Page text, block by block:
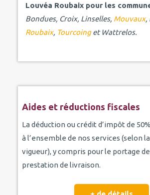
Louvéa Roubaix pour les
Bondues, Croix, Linselles, Mouvaux,
Roubaix, Tourcoinget Wattrelos.
Aides et réductions fiscales
La déduction ou crédit d’impôt de
à l’ensemble de nos services (selon
vigueur), y compris pour le portage
prestation de livraison.